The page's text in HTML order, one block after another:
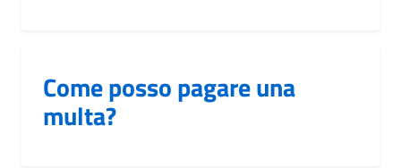
Come posso pagare una
multa?